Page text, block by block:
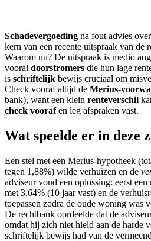
Schadevergoeding na fout advies
kern van een recente uitspraak van de
Waarom nu? De uitspraak is medio
vooral doorstromers die hun lage
is schriftelijk bewijs cruciaal om
Check vooraf altijd de Merius-
bank), want een klein renteverschil
check voorafen leg afspraken vast.
Wat speelde er in deze
Een stel met een Merius-hypotheek
tegen 1,88%) wilde verhuizen en de
adviseur vond een oplossing: eerst
met 3,64% (10 jaar vast) en de
toepassen zodra de oude woning was
De rechtbank oordeelde dat de
omdat hij zich niet hield aan de harde
schriftelijk bewijs had van de